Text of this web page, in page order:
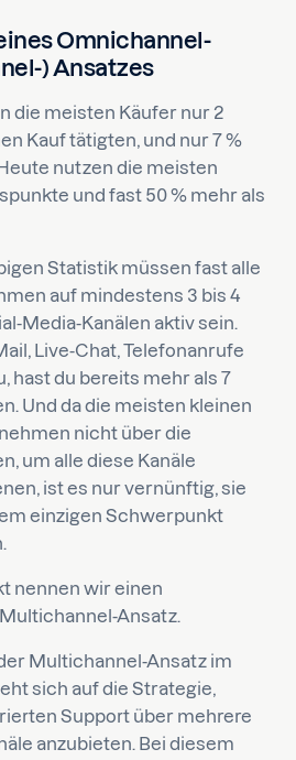
Omnichannel-
) Ansatzes
die meisten Käufer nur 2
Kauf tätigten, und nur 7 %
nutzen die meisten
und fast 50 % mehr als
Statistik müssen fast alle
auf mindestens 3 bis 4
Media-Kanälen aktiv sein.
Live-Chat, Telefonanrufe
hast du bereits mehr als 7
Und da die meisten kleinen
nicht über die
um alle diese Kanäle
ist es nur vernünftig, sie
einzigen Schwerpunkt
nennen wir einen
Ansatz.
Multichannel-Ansatz im
sich auf die Strategie,
Support über mehrere
anzubieten. Bei diesem